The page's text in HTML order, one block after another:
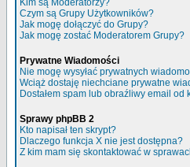
Kim są Moderatorzy?
Czym są Grupy Użytkowników?
Jak mogę dołączyć do Grupy?
Jak mogę zostać Moderatorem Grupy?
Prywatne Wiadomości
Nie mogę wysyłać prywatnych
Wciąż dostaję niechciane prywatne
Dostałem spam lub obraźliwy email od
Sprawy phpBB 2
Kto napisał ten skrypt?
Dlaczego funkcja X nie jest dostępna?
Z kim mam się skontaktować w